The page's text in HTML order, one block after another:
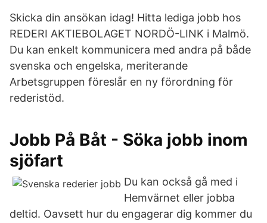
Skicka din ansökan idag! Hitta lediga jobb hos
REDERI AKTIEBOLAGET NORDÖ-LINK i Malmö.
Du kan enkelt kommunicera med andra på både
svenska och engelska, meriterande
Arbetsgruppen föreslår en ny förordning för
rederistöd.
Jobb På Båt - Söka jobb inom
sjöfart
Du kan också gå med i
Hemvärnet eller jobba
deltid. Oavsett hur du engagerar dig kommer du